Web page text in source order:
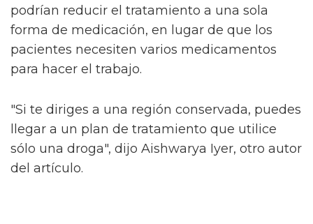
podrían reducir el tratamiento a una sola
forma de medicación, en lugar de que los
pacientes necesiten varios medicamentos
para hacer el trabajo.
"Si te diriges a una región conservada, puedes
llegar a un plan de tratamiento que utilice
sólo una droga", dijo Aishwarya Iyer, otro autor
del artículo.